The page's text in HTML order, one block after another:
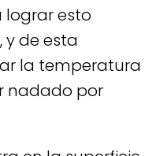
lograr esto
y de esta
la temperatura
nadado por